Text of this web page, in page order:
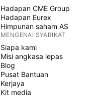
Hadapan CME Group
Hadapan Eurex
Himpunan saham AS
MENGENAI SYARIKAT
Siapa kami
Misi angkasa lepas
Blog
Pusat Bantuan
Kerjaya
Kit media